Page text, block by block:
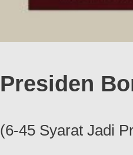
Presiden
(6-45 Syarat Jadi